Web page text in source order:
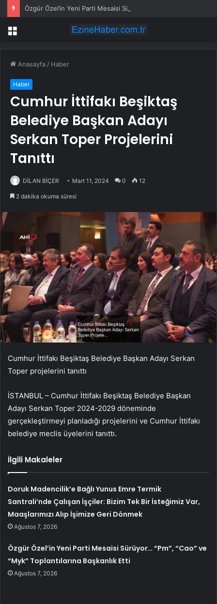
Menü
Anasayfa / Haber
Haber
Cumhur İttifakı Beşiktaş
Belediye Başkan Adayı
Serkan Toper Projelerini
Tanıttı
DİLAN BİÇER Mart 11, 2024 0 12
2 dakika okuma süresi
Cumhur İttifakı Beşiktaş Belediye Başkan Adayı Serkan
Toper projelerini tanıttı
İSTANBUL – Cumhur İttifakı Beşiktaş Belediye Başkan
Adayı Serkan Toper 2024-2029 döneminde
gerçekleştirmeyi planladığı projelerini ve Cumhur İttifakı
belediye meclis üyelerini tanıttı.
İlgili Makaleler
Doruk Madencilik’e Bağlı Yunus Emre Termik
Santrali’nde Çalışan İşçiler: Bizim Tek Bir İsteğimiz Var,
Maaşlarımızı Alıp İşimize Geri Dönmek
Ağustos 7, 2026
Özgür Özel’in Yeni Parti Mesaisi Sürüyor… “Pm”, “Cao” ve
“Myk” Toplantılarına Başkanlık Etti
Ağustos 7, 2026